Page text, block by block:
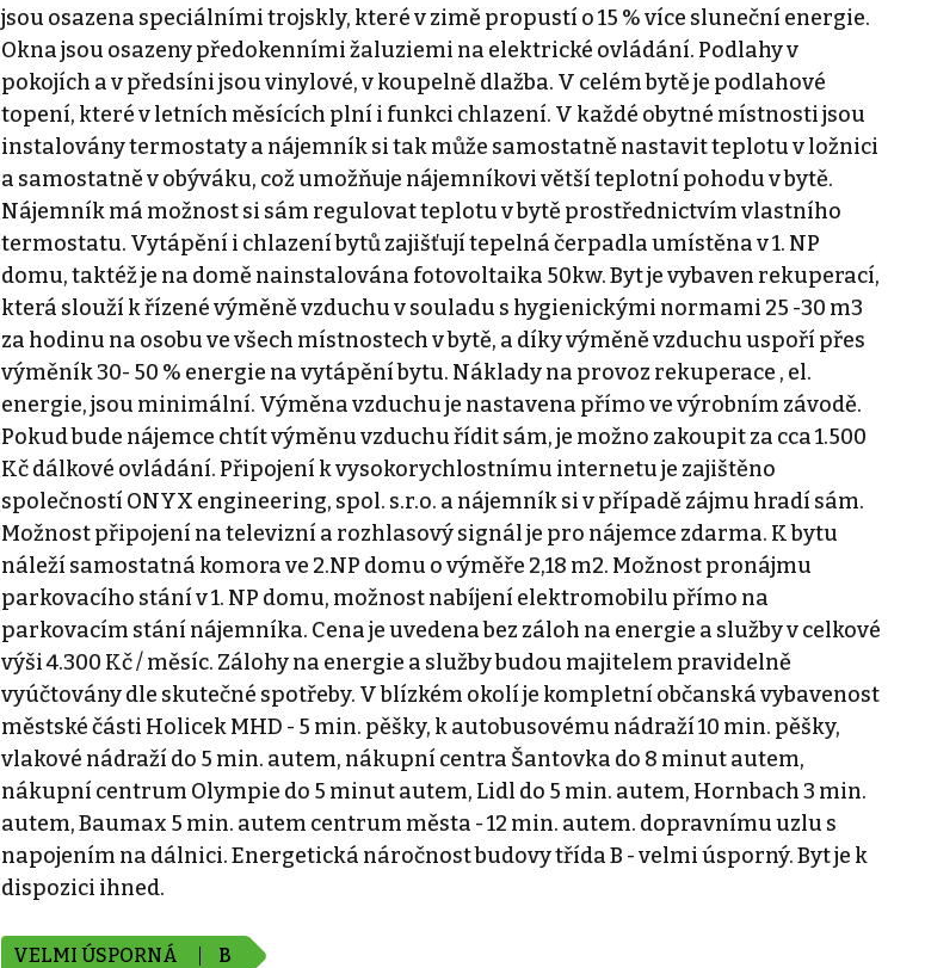
jsou osazena speciálními trojskly, které v zimě propustí o 15 % více sluneční energie.
Okna jsou osazeny předokenními žaluziemi na elektrické ovládání. Podlahy v
pokojích a v předsíni jsou vinylové, v koupelně dlažba. V celém bytě je podlahové
topení, které v letních měsících plní i funkci chlazení. V každé obytné místnosti jsou
instalovány termostaty a nájemník si tak může samostatně nastavit teplotu v ložnici
a samostatně v obýváku, což umožňuje nájemníkovi větší teplotní pohodu v bytě.
Nájemník má možnost si sám regulovat teplotu v bytě prostřednictvím vlastního
termostatu. Vytápění i chlazení bytů zajišťují tepelná čerpadla umístěna v 1. NP
domu, taktéž je na domě nainstalována fotovoltaika 50kw. Byt je vybaven rekuperací,
která slouží k řízené výměně vzduchu v souladu s hygienickými normami 25 -30 m3
za hodinu na osobu ve všech místnostech v bytě, a díky výměně vzduchu uspoří přes
výměník 30- 50 % energie na vytápění bytu. Náklady na provoz rekuperace , el.
energie, jsou minimální. Výměna vzduchu je nastavena přímo ve výrobním závodě.
Pokud bude nájemce chtít výměnu vzduchu řídit sám, je možno zakoupit za cca 1.500
Kč dálkové ovládání. Připojení k vysokorychlostnímu internetu je zajištěno
společností ONYX engineering, spol. s.r.o. a nájemník si v případě zájmu hradí sám.
Možnost připojení na televizní a rozhlasový signál je pro nájemce zdarma. K bytu
náleží samostatná komora ve 2.NP domu o výměře 2,18 m2. Možnost pronájmu
parkovacího stání v 1. NP domu, možnost nabíjení elektromobilu přímo na
parkovacím stání nájemníka. Cena je uvedena bez záloh na energie a služby v celkové
výši 4.300 Kč / měsíc. Zálohy na energie a služby budou majitelem pravidelně
vyúčtovány dle skutečné spotřeby. V blízkém okolí je kompletní občanská vybavenost
městské části Holicek MHD - 5 min. pěšky, k autobusovému nádraží 10 min. pěšky,
vlakové nádraží do 5 min. autem, nákupní centra Šantovka do 8 minut autem,
nákupní centrum Olympie do 5 minut autem, Lidl do 5 min. autem, Hornbach 3 min.
autem, Baumax 5 min. autem centrum města - 12 min. autem. dopravnímu uzlu s
napojením na dálnici. Energetická náročnost budovy třída B - velmi úsporný. Byt je k
dispozici ihned.
VELMI ÚSPORNÁ B